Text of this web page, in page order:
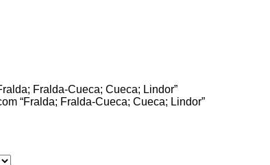
Fralda-Cueca; Cueca; Lindor”
“Fralda; Fralda-Cueca; Cueca; Lindor”